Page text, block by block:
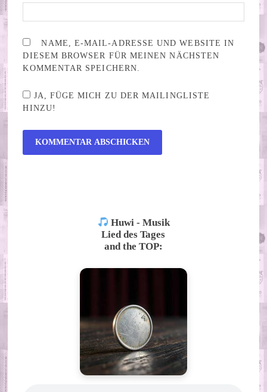
NAME, E-MAIL-ADRESSE UND WEBSITE IN
DIESEM BROWSER FÜR MEINEN NÄCHSTEN
KOMMENTAR SPEICHERN.
JA, FÜGE MICH ZU DER MAILINGLISTE
HINZU!
Huwi - Musik
Lied des Tages
and the TOP: